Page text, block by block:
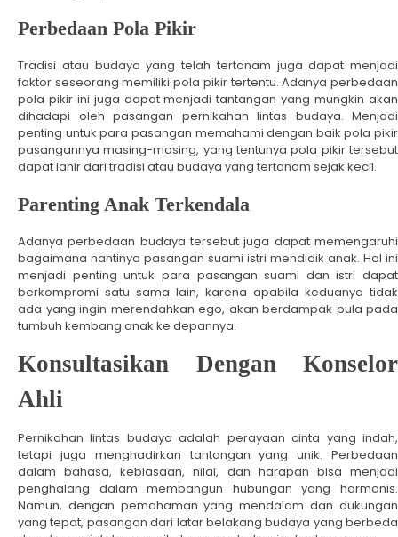
Perbedaan Pola Pikir
Tradisi atau budaya yang telah tertanam juga dapat menjadi
faktor seseorang memiliki pola pikir tertentu. Adanya perbedaan
pola pikir ini juga dapat menjadi tantangan yang mungkin akan
dihadapi oleh pasangan pernikahan lintas budaya. Menjadi
penting untuk para pasangan memahami dengan baik pola pikir
pasangannya masing-masing, yang tentunya pola pikir tersebut
dapat lahir dari tradisi atau budaya yang tertanam sejak kecil.
Parenting Anak Terkendala
Adanya perbedaan budaya tersebut juga dapat memengaruhi
bagaimana nantinya pasangan suami istri mendidik anak. Hal ini
menjadi penting untuk para pasangan suami dan istri dapat
berkompromi satu sama lain, karena apabila keduanya tidak
ada yang ingin merendahkan ego, akan berdampak pula pada
tumbuh kembang anak ke depannya.
Konsultasikan Dengan Konselor
Ahli
Pernikahan lintas budaya adalah perayaan cinta yang indah,
tetapi juga menghadirkan tantangan yang unik. Perbedaan
dalam bahasa, kebiasaan, nilai, dan harapan bisa menjadi
penghalang dalam membangun hubungan yang harmonis.
Namun, dengan pemahaman yang mendalam dan dukungan
yang tepat, pasangan dari latar belakang budaya yang berbeda